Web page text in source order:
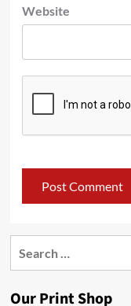
Website
Our Print Shop